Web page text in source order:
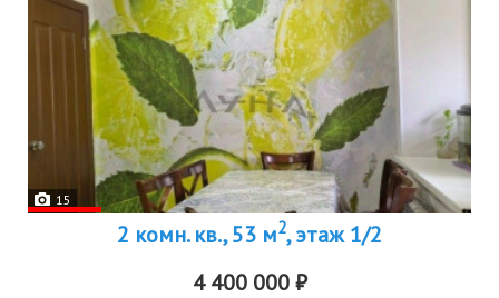
15
2 комн. кв., 53 м2, этаж 1/2
4 400 000 ₽